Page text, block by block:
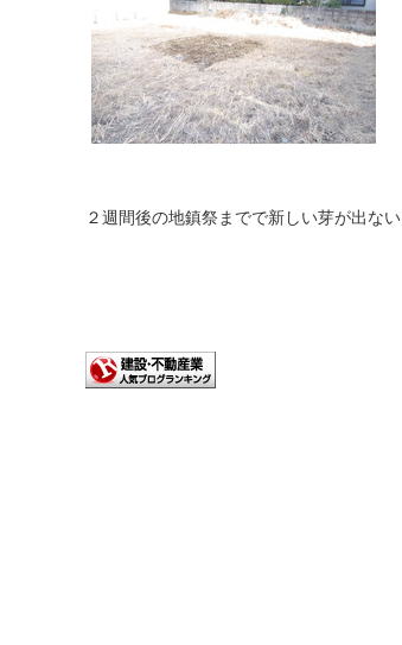
２週間後の地鎮祭までで新しい芽が出な